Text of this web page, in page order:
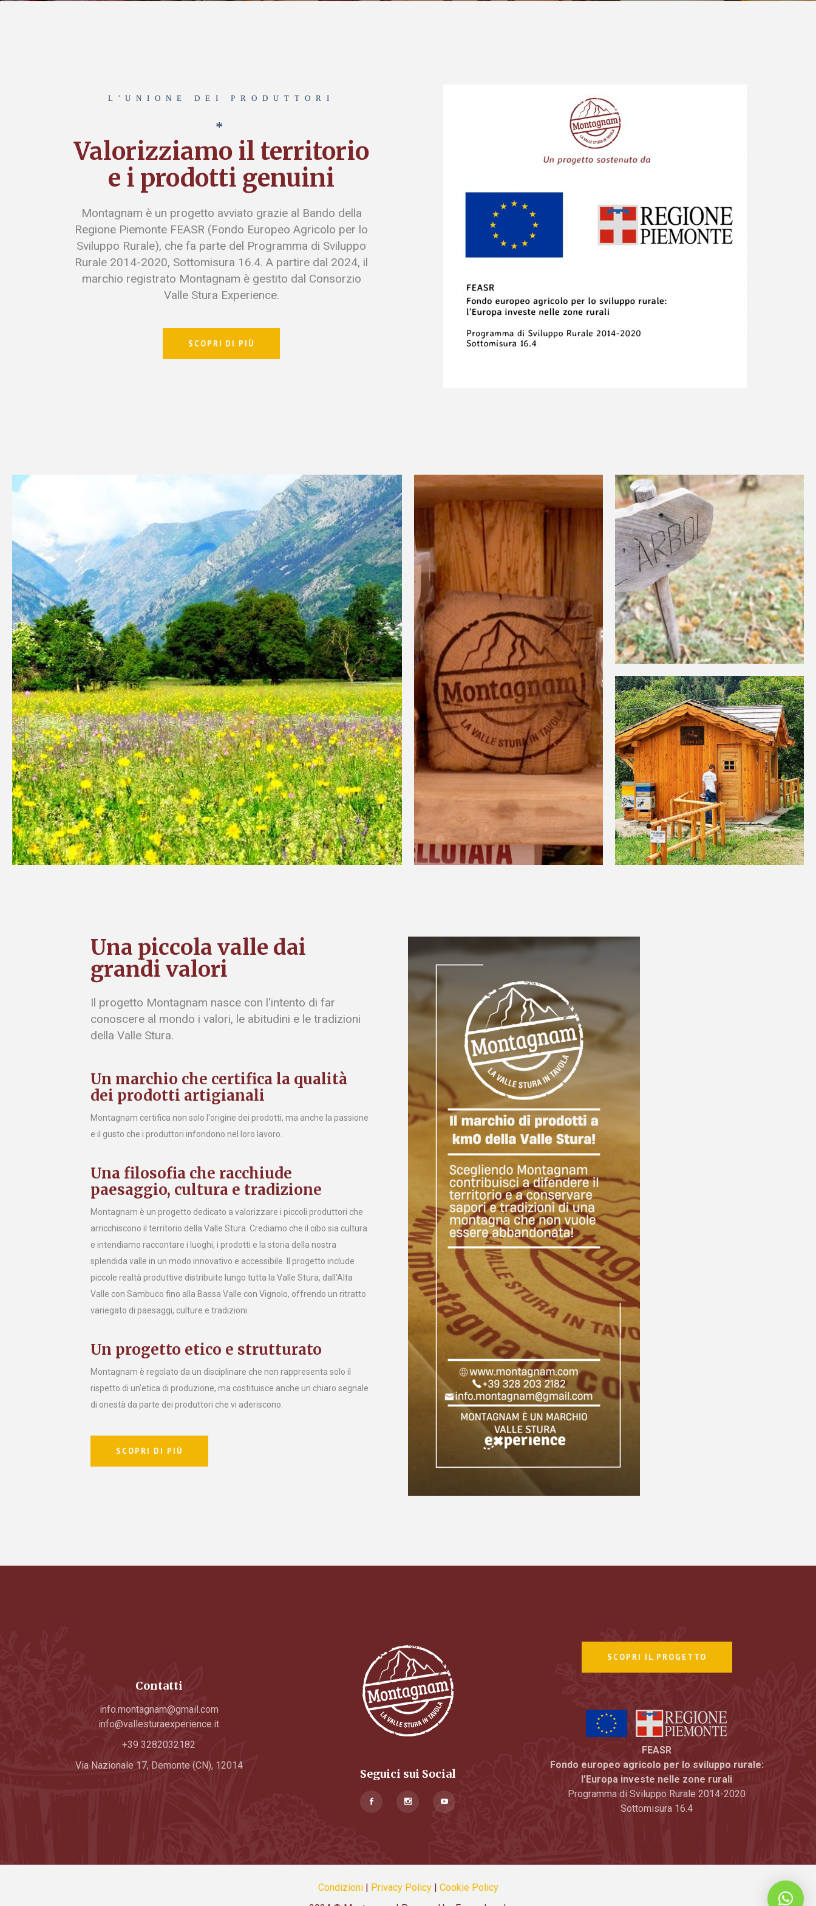
L'UNIONE DEI PRODUTTORI
*
Valorizziamo il territorio
e i prodotti genuini
Montagnam è un progetto avviato grazie al Bando della
Regione Piemonte FEASR (Fondo Europeo Agricolo per lo
Sviluppo Rurale), che fa parte del Programma di Sviluppo
Rurale 2014-2020, Sottomisura 16.4. A partire dal 2024, il
marchio registrato Montagnam è gestito dal Consorzio
Valle Stura Experience.
SCOPRI DI PIÙ
Una piccola valle dai
grandi valori
Il progetto Montagnam nasce con l'intento di far
conoscere al mondo i valori, le abitudini e le tradizioni
della Valle Stura.
Un marchio che certifica la qualità
dei prodotti artigianali
Montagnam certifica non solo l'origine dei prodotti, ma anche la passione
e il gusto che i produttori infondono nel loro lavoro.
Una filosofia che racchiude
paesaggio, cultura e tradizione
Montagnam è un progetto dedicato a valorizzare i piccoli produttori che
arricchiscono il territorio della Valle Stura. Crediamo che il cibo sia cultura
e intendiamo raccontare i luoghi, i prodotti e la storia della nostra
splendida valle in un modo innovativo e accessibile. Il progetto include
piccole realtà produttive distribuite lungo tutta la Valle Stura, dall'Alta
Valle con Sambuco fino alla Bassa Valle con Vignolo, offrendo un ritratto
variegato di paesaggi, culture e tradizioni.
Un progetto etico e strutturato
Montagnam è regolato da un disciplinare che non rappresenta solo il
rispetto di un'etica di produzione, ma costituisce anche un chiaro segnale
di onestà da parte dei produttori che vi aderiscono.
SCOPRI DI PIÙ
Contatti
info.montagnam@gmail.com
info@vallesturaexperience.it
+39 3282032182
Via Nazionale 17, Demonte (CN), 12014
Seguici sui Social
SCOPRI IL PROGETTO
FEASR
Fondo europeo agricolo per lo sviluppo rurale:
l’Europa investe nelle zone rurali
Programma di Sviluppo Rurale 2014-2020
Sottomisura 16.4
Condizioni| Privacy Policy| Cookie Policy